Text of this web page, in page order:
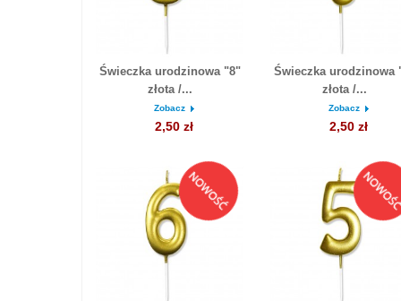
Świeczka urodzinowa "8"
złota /...
Zobacz
2,50 zł
Świeczka urodzinowa
złota /...
Zobacz
2,50 zł